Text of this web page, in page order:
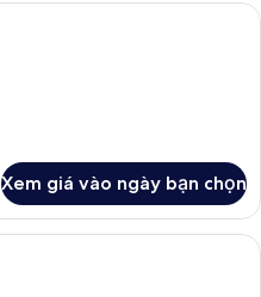
Bộ trải giường bằng vải cotton Ai
Xem giá vào ngày bạn chọn
Phòng Deluxe, ban công | Bộ trải